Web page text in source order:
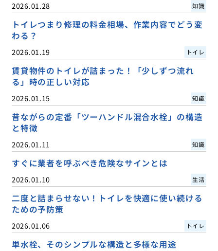
2026.01.28 知識
トイレつまり修理の料金相場、作業内容でどう変
わる？
2026.01.19 トイレ
賃貸物件のトイレが詰まった！「少しずつ流れ
る」時の正しい対応
2026.01.15 知識
昔ながらの定番「ツーハンドル混合水栓」の構造
と特徴
2026.01.11 知識
すぐに業者を呼ぶべき危険なサインとは
2026.01.10 生活
二度と詰まらせない！トイレを快適に使い続ける
ための予防策
2026.01.06 トイレ
単水栓、そのシンプルな構造と多様な用途